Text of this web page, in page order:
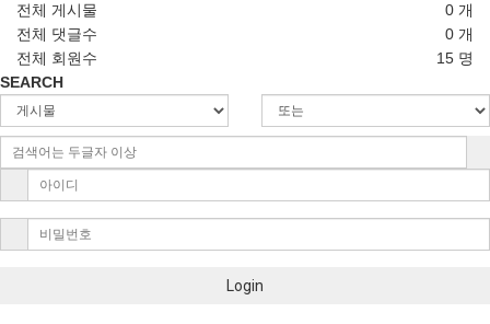
0 개
전체 게시물
0 개
전체 댓글수
15 명
전체 회원수
SEARCH
Login